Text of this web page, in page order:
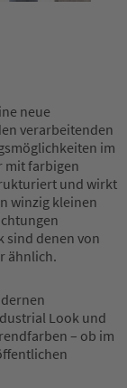
neue
verarbeitenden
im
mit farbigen
und wirkt
winzig kleinen
sind denen von
ähnlich.
Look und
– ob im